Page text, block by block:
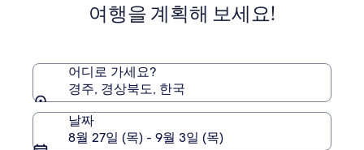
요
한
자
세
한
보
여행을 계획해 보세요!
어디로 가세요?
경주, 경상북도, 한국
날짜
8월 27일 (목) - 9월 3일 (목)